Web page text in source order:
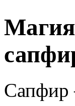
Магия
Сапфир